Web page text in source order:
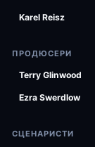
Karel Reisz
ПРОДЮСЕРИ
Terry Glinwood
Ezra Swerdlow
СЦЕНАРИСТИ